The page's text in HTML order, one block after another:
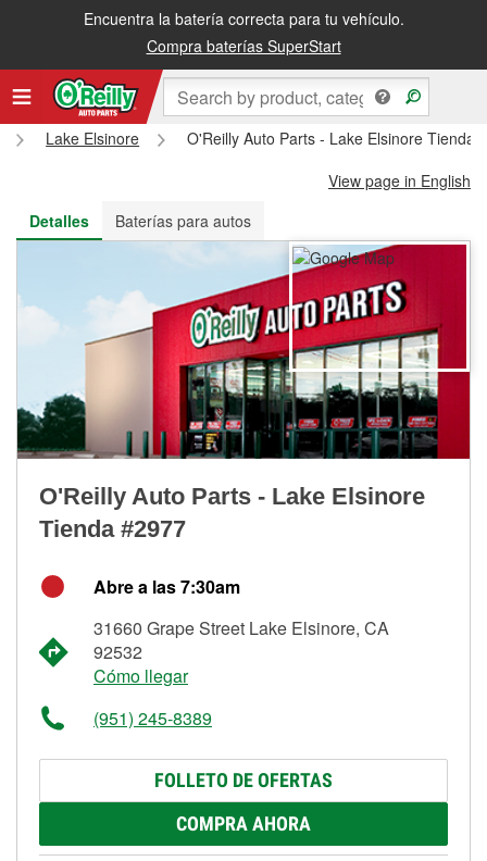
Encuentra la batería correcta para tu vehículo.
Compra baterías SuperStart
Recibe tu orden gratis al día siguiente o recógela en la tienda
Lake Elsinore
O'Reilly Auto Parts - Lake Elsinore Tienda
View page in English
Detalles
Baterías para autos
O'Reilly Auto Parts - Lake Elsinore
Tienda #2977
Abre a las 7:30am
31660 Grape Street Lake Elsinore, CA
92532
Cómo llegar
(951) 245-8389
FOLLETO DE OFERTAS
COMPRA AHORA